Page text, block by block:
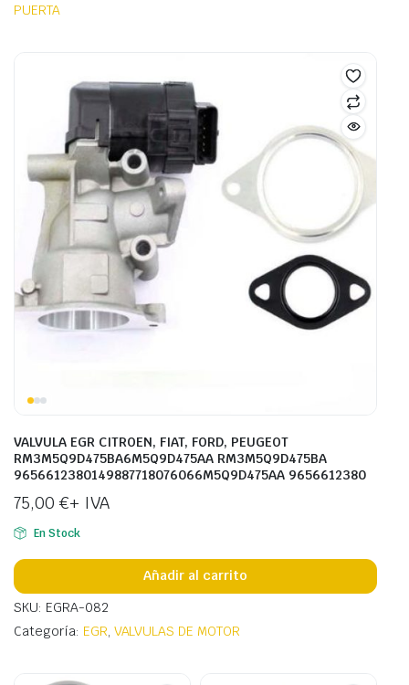
PUERTA
VALVULA EGR CITROEN, FIAT, FORD, PEUGEOT
RM3M5Q9D475BA6M5Q9D475AA RM3M5Q9D475BA
9656612380149887718076066M5Q9D475AA 9656612380
75,00 €+ IVA
En Stock
Añadir al carrito
SKU: EGRA-082
Categoría: EGR, VALVULAS DE MOTOR